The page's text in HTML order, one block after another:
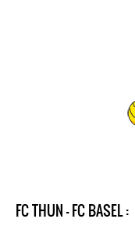
FC THUN - FC BASEL :